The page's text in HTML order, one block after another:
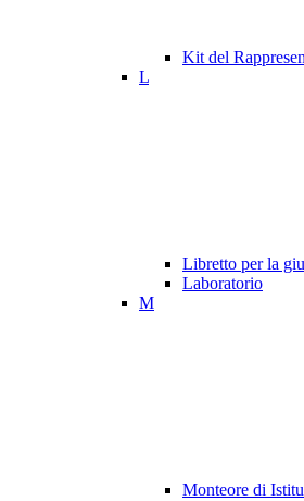
Kit del
L
Libretto per la
Laboratorio
M
Monteore di